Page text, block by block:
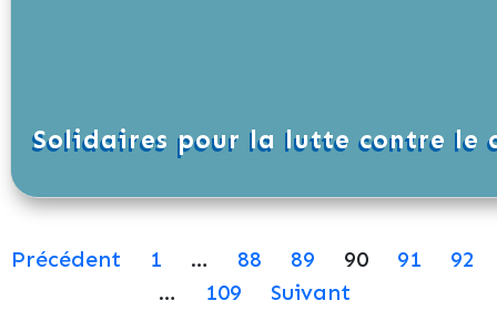
Solidaires pour la lutte contre le
Précédent 1 … 88 89 90 91
92
…
109 Suivant